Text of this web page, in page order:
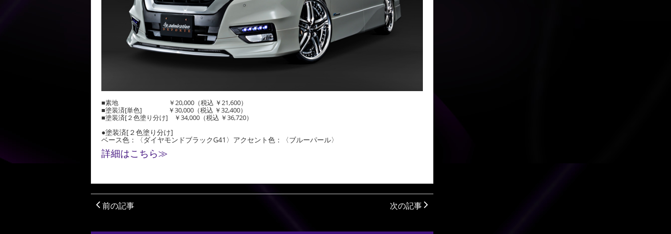
■素地 ￥20,000（税込 ￥21,600）
■塗装済[単色] ￥30,000（税込 ￥32,400）
■塗装済[２色塗り分け] ￥34,000（税込 ￥36,720）
●塗装済[２色塗り分け]
ベース色：〈ダイヤモンドブラックG41〉アクセント色：〈ブルーパール〉
詳細はこちら≫
前の記事 次の記事